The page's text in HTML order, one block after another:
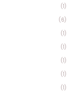
(1)
(6)
(1)
(1)
(1)
(1)
(1)